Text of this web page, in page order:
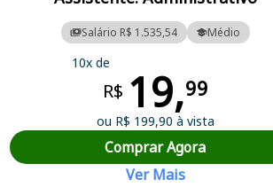
Salário R$ 1.535,54 Médio
10x de
R$ 19,99
ou R$ 199,90 à vista
Comprar Agora
Ver Mais